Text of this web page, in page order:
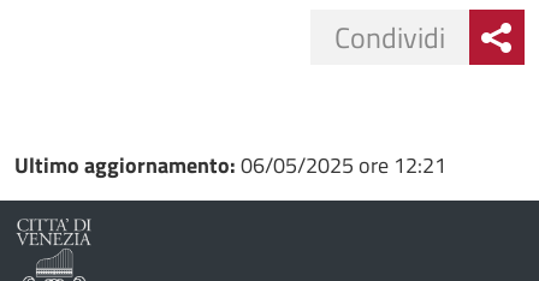
su
Facebook
Condividi
su
Condividi
Condividi
Ultimo aggiornamento:06/05/2025 ore 12:21